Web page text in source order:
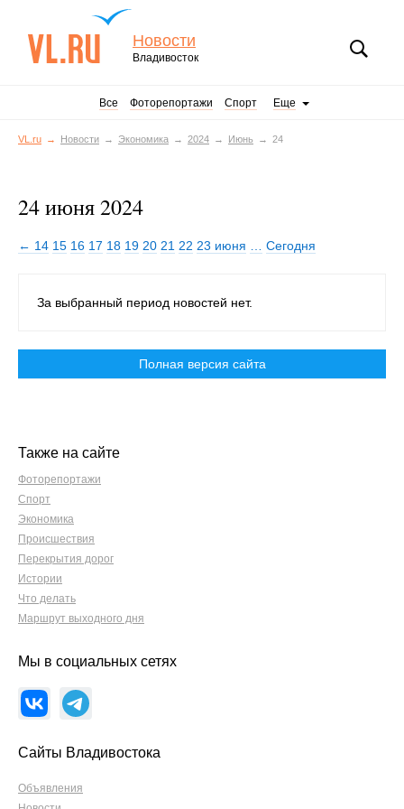
Новости
Владивосток
Все Фоторепортажи Спорт Еще
VL.ru Новости Экономика 2024 Июнь 24
24 июня 2024
← 14 15 16 17 18 19 20 21 22 23 июня Сегодня
За выбранный период новостей нет.
Полная версия сайта
Также на сайте
Фоторепортажи
Спорт
Экономика
Происшествия
Перекрытия дорог
Истории
Что делать
Маршрут выходного дня
Мы в социальных сетях
Сайты Владивостока
Объявления